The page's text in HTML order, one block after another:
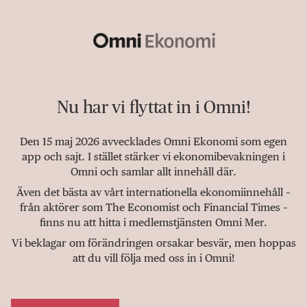
Nu har vi flyttat in i Omni!
Den 15 maj 2026 avvecklades Omni Ekonomi som egen
app och sajt. I stället stärker vi ekonomibevakningen i
Omni och samlar allt innehåll där.
Även det bästa av vårt internationella ekonomiinnehåll –
från aktörer som The Economist och Financial Times –
finns nu att hitta i medlemstjänsten Omni Mer.
Vi beklagar om förändringen orsakar besvär, men hoppas
att du vill följa med oss in i Omni!